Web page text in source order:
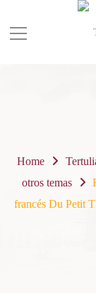
Home
otros temas
francés Du Petit